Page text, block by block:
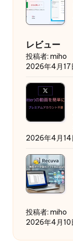
レビュー
投稿者: miho
2026年4月17
2026年4月14
投稿者: miho
2026年4月10